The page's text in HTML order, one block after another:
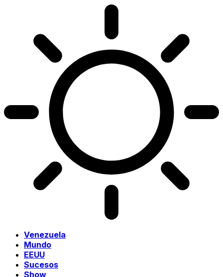
Venezuela
Mundo
EEUU
Sucesos
Show